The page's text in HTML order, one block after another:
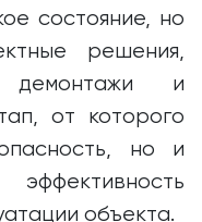
состояние, но
решения,
демонтажи и
от которого
но и
объекта.